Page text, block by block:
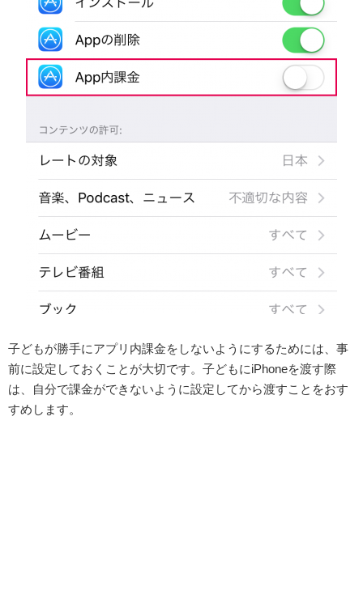
子どもが勝手にアプリ内課金をしないようにするためには、事
前に設定しておくことが大切です。子どもにiPhoneを渡す際
は、自分で課金ができないように設定してから渡すことをおす
すめします。